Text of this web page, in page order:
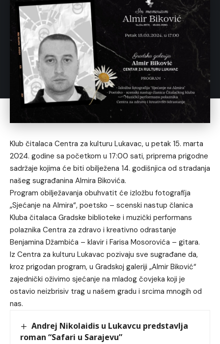
Klub čitalaca Centra za kulturu Lukavac, u petak 15. marta
2024. godine sa početkom u 17:00 sati, priprema prigodne
sadržaje kojima će biti obilježena 14. godišnjica od stradanja
našeg sugrađanina Almira Bikovića.
Program obilježavanja obuhvatit će izložbu fotografija
„Sjećanje na Almira“, poetsko – scenski nastup članica
Kluba čitalaca Gradske biblioteke i muzički performans
polaznika Centra za zdravo i kreativno odrastanje
Benjamina Džambića – klavir i Farisa Mosorovića – gitara.
Iz Centra za kulturu Lukavac pozivaju sve sugrađane da,
kroz prigodan program, u Gradskoj galeriji „Almir Biković“
zajednički oživimo sjećanje na mladog čovjeka koji je
ostavio neizbrisiv trag u našem gradu i srcima mnogih od
nas.
Andrej Nikolaidis u Lukavcu predstavlja
roman “Safari u Sarajevu”